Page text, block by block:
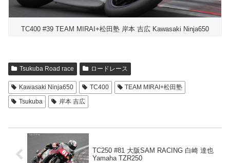
TC400 #39 TEAM MIRAI+松田塾 岸本 吉広 Kawasaki Ninja650
Tsukuba Road race ロードレース
Kawasaki Ninja650 TC400
TEAM MIRAI+松田塾
Tsukuba
岸本 吉広
TC250 #81 大阪SAM RACING 白崎 達也
Yamaha TZR250